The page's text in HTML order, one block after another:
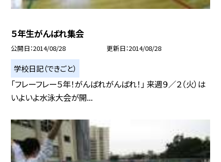
５年生がんばれ集会
公開日 2014/08/28 更新日 2014/08/28
学校日記（できごと）
「フレーフレー５年！がんばれがんばれ！」 来週９／２（火）は
いよいよ水泳大会が開...